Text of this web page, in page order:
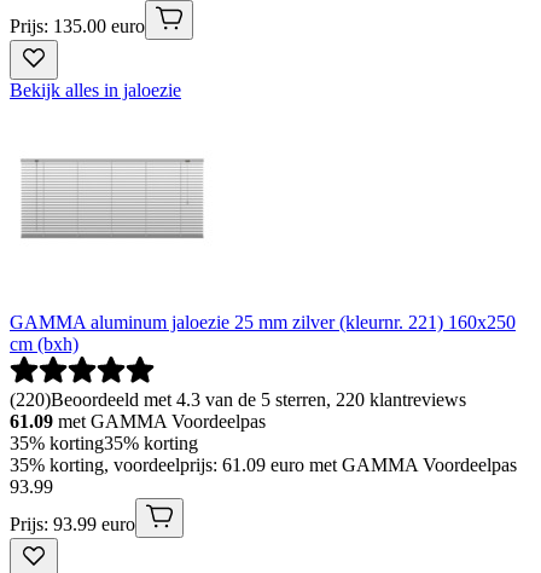
Prijs: 135.00 euro
Bekijk alles in jaloezie
GAMMA aluminum jaloezie 25 mm zilver (kleurnr. 221) 160x250
cm (bxh)
(220)Beoordeeld met 4.3 van de 5 sterren, 220 klantreviews
61.09 met GAMMA Voordeelpas
35% korting35% korting
35% korting, voordeelprijs: 61.09 euro met GAMMA Voordeelpas
93.99
Prijs: 93.99 euro